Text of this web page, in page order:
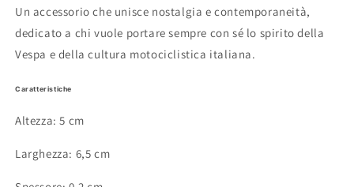
Un accessorio che unisce nostalgia e contemporaneità,
dedicato a chi vuole portare sempre con sé lo spirito della
Vespa e della cultura motociclistica italiana.
Caratteristiche
Altezza: 5 cm
Larghezza: 6,5 cm